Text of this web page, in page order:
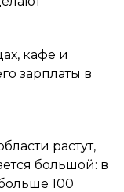
кафе и
зарплаты в
растут,
большой: в
100